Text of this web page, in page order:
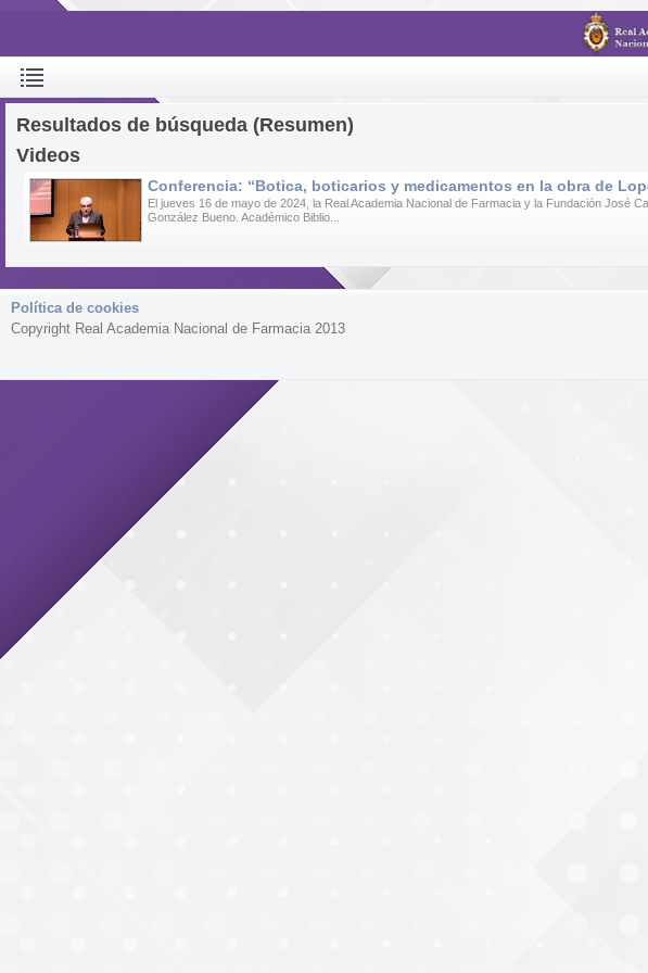
Resultados de búsqueda (Resumen)
Videos
Conferencia: “Botica, boticarios y medicamentos en la obra de
El jueves 16 de mayo de 2024, la Real Academia Nacional de Farmacia y la Fundación José
González Bueno. Académico Biblio...
Política de cookies
Copyright Real Academia Nacional de Farmacia 2013